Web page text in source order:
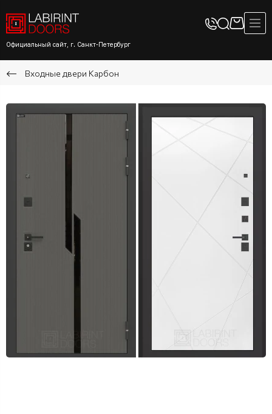
Официальный сайт, г. Санкт-Петербург
Входные двери Карбон